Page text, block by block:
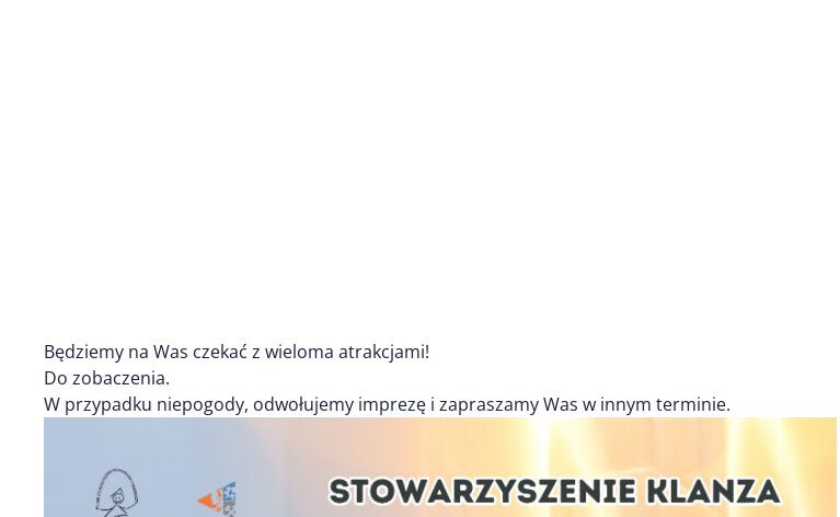
Będziemy na Was czekać z wieloma atrakcjami!
Do zobaczenia.
W przypadku niepogody, odwołujemy imprezę i zapraszamy Was w innym terminie.